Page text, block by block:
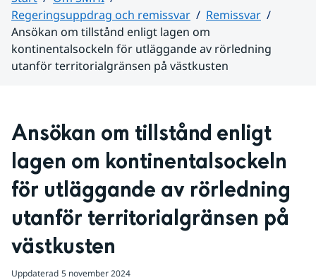
Regeringsuppdrag och remissvar
Remissvar
Ansökan om tillstånd enligt lagen om
kontinentalsockeln för utläggande av rörledning
utanför territorialgränsen på västkusten
Ansökan om tillstånd enligt
lagen om kontinentalsockeln
för utläggande av rörledning
utanför territorialgränsen på
västkusten
Uppdaterad 5 november 2024